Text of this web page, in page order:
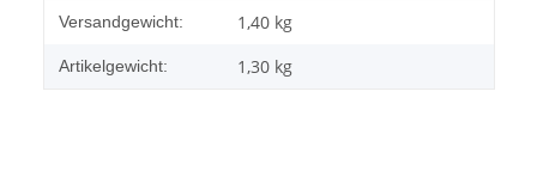
Produkteigenschaft
Wert
Versandgewicht: 1,40 kg
Artikelgewicht: 1,30 kg